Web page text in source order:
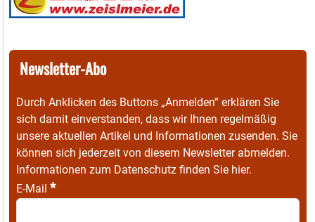
Newsletter-Abo
Durch Anklicken des Buttons „Anmelden“ erklären Sie
sich damit einverstanden, dass wir Ihnen regelmäßig
unsere aktuellen Artikel und Informationen zusenden. Sie
können sich jederzeit von diesem Newsletter abmelden.
Informationen zum Datenschutz finden Sie hier.
E-Mail *